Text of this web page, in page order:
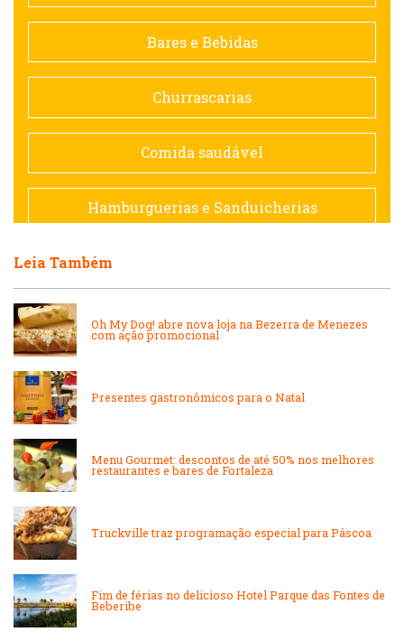
Contemporânea
Doceria
Espanhola
Francesa
Lanchonetes
Massas
Bares e Bebidas
Churrascarias
Comida saudável
Hamburguerias e Sanduicherias
Lanchonetes
Pizzarias
Portuguesa
Leia Também
Oh My Dog! abre nova loja na Bezerra de Menezes
com ação promocional
Presentes gastronômicos para o Natal
Menu Gourmet: descontos de até 50% nos melhores
restaurantes e bares de Fortaleza
Truckville traz programação especial para Páscoa
Fim de férias no delicioso Hotel Parque das Fontes de
Beberibe